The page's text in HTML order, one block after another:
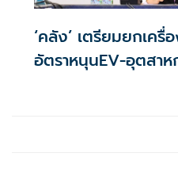
‘คลัง’ เตรียมยกเค
อัตราหนุนEV-อุตสา